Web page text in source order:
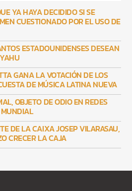
YA HAYA DECIDIDO SI SE
CUESTIONADO POR EL USO DE
ESTADOUNIDENSES DESEAN
GANA LA VOTACIÓN DE LOS
DE MÚSICA LATINA NUEVA
OBJETO DE ODIO EN REDES
DE LA CAIXA JOSEP VILARASAU,
CRECER LA CAJA